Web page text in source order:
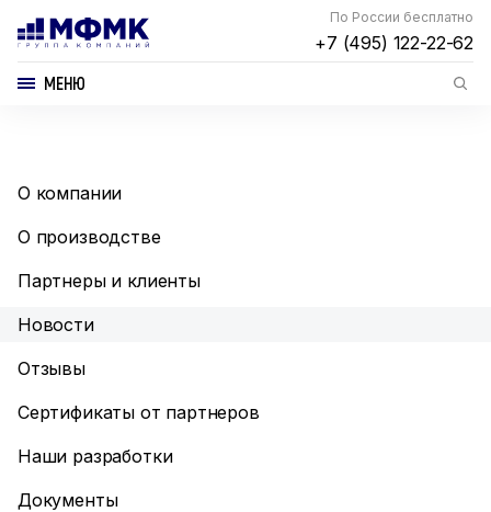
По России бесплатно
+7 (495) 122-22-62
МЕНЮ
О компании
О производстве
Партнеры и клиенты
Новости
Отзывы
Сертификаты от партнеров
Наши разработки
Документы